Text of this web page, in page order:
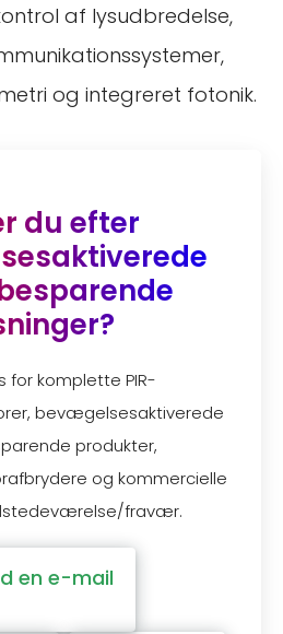
af lysudbredelse,
og integreret fotonik.
du efter
for komplette PIR-
bevægelsesaktiverede
produkter,
og kommercielle
fravær.
en e-mail